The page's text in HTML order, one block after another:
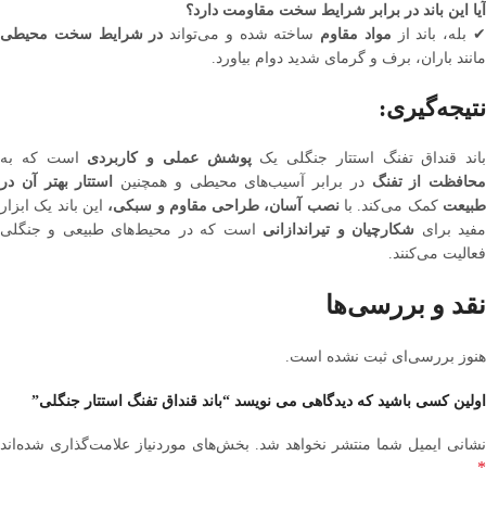
آیا این باند در برابر شرایط سخت مقاومت دارد؟
✔ بله، باند از مواد مقاوم ساخته شده و می‌تواند در شرایط سخت محیطی
مانند باران، برف و گرمای شدید دوام بیاورد.
نتیجه‌گیری:
باند قنداق تفنگ استتار جنگلی یکپوشش عملی و کاربردی است که به
محافظت از تفنگ در برابر آسیب‌های محیطی و همچنین
استتار بهتر آن در
طبیعت کمک می‌کند. بانصب آسان، طراحی مقاوم و سبکی، این باند یک ابزار
مفید برای شکارچیان و تیراندازانی است که در محیط‌های طبیعی و جنگلی
فعالیت می‌کنند.
نقد و بررسی‌ها
هنوز بررسی‌ای ثبت نشده است.
اولین کسی باشید که دیدگاهی می نویسد “باند قنداق تفنگ استتار جنگلی”
نشانی ایمیل شما منتشر نخواهد شد. بخش‌های موردنیاز علامت‌گذاری شده‌اند
*